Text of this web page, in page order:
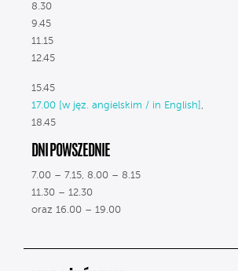
8.30
9.45
11.15
12.45
15.45
17.00 [w jęz. angielskim / in English] ,
18.45
DNI POWSZEDNIE
7.00 – 7.15, 8.00 – 8.15
11.30 – 12.30
oraz 16.00 – 19.00